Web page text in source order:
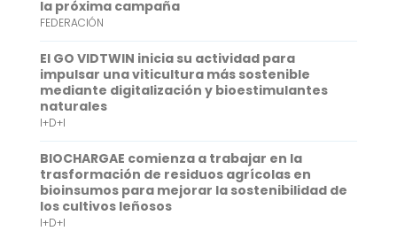
n
la próxima campaña
FEDERACIÓN
El GO VIDTWIN inicia su actividad para
impulsar una viticultura más sostenible
mediante digitalización y bioestimulantes
naturales
I+D+I
BIOCHARGAE comienza a trabajar en la
trasformación de residuos agrícolas en
bioinsumos para mejorar la sostenibilidad de
los cultivos leñosos
I+D+I